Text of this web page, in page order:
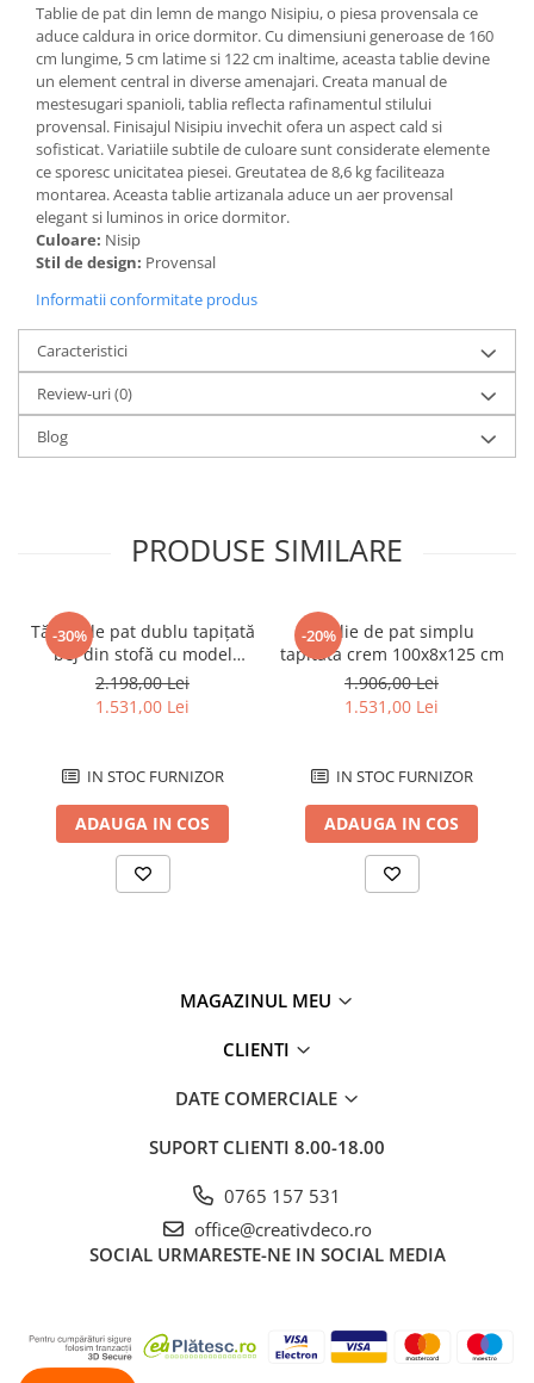
Tablie de pat din lemn de mango Nisipiu, o piesa provensala ce
aduce caldura in orice dormitor. Cu dimensiuni generoase de 160
cm lungime, 5 cm latime si 122 cm inaltime, aceasta tablie devine
un element central in diverse amenajari. Creata manual de
mestesugari spanioli, tablia reflecta rafinamentul stilului
provensal. Finisajul Nisipiu invechit ofera un aspect cald si
sofisticat. Variatiile subtile de culoare sunt considerate elemente
ce sporesc unicitatea piesei. Greutatea de 8,6 kg faciliteaza
montarea. Aceasta tablie artizanala aduce un aer provensal
elegant si luminos in orice dormitor.
Culoare: Nisip
Stil de design: Provensal
Informatii conformitate produs
Caracteristici
Review-uri(0)
Blog
PRODUSE SIMILARE
-30%
Tăblie de pat dublu tapițată
bej din stofă cu model
pătrat matlasat 160 x 8 x
100 cm
2.198,00 Lei
1.531,00 Lei
IN STOC FURNIZOR
ADAUGA IN COS
-20%
Tablie de pat simplu
tapitata crem 100x8x125 cm
1.906,00 Lei
1.531,00 Lei
IN STOC FURNIZOR
ADAUGA IN COS
MAGAZINUL MEU
CLIENTI
DATE COMERCIALE
SUPORT CLIENTI 8.00-18.00
0765 157 531
office@creativdeco.ro
SOCIAL URMARESTE-NE IN SOCIAL MEDIA